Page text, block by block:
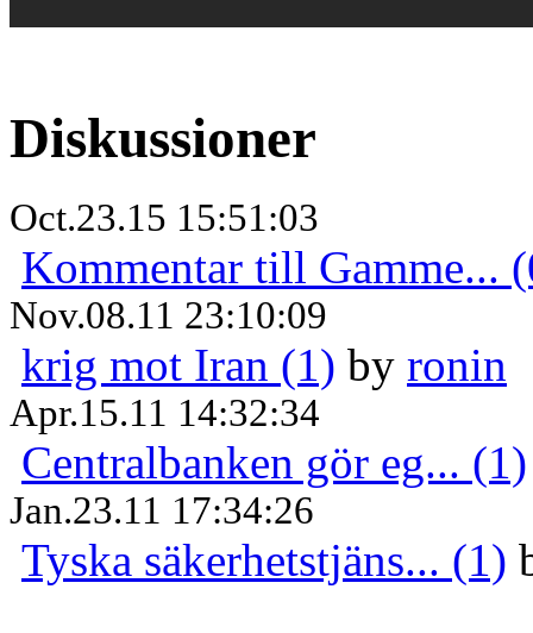
Diskussioner
Oct.23.15 15:51:03
Kommentar till Gamme...
Nov.08.11 23:10:09
krig mot Iran (1) by ronin
Apr.15.11 14:32:34
Centralbanken gör eg... (1)
Jan.23.11 17:34:26
Tyska säkerhetstjäns... (1)